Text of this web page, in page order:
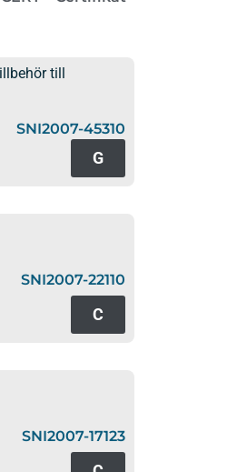
till
SNI2007-45310
G
SNI2007-22110
C
SNI2007-17123